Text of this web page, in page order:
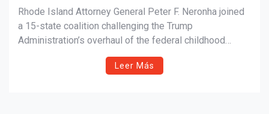
¡Suscríbete y Vive la
Experiencia!
CONTRA EL CALENDARIO DE VACUNAS
DE KENNEDY Y LA REESTRUCTURACIÓN
ILEGAL DE LA POLÍTICA FEDERAL DE
INMUNIZACIÓN INFANTIL
Rhode Island Attorney General Peter F. Neronha joined
a 15-state coalition challenging the Trump
Administration’s overhaul of the federal childhood
immunization schedule, arguing the changes are
unlawful and threaten public health, increase vaccine
Leer Más